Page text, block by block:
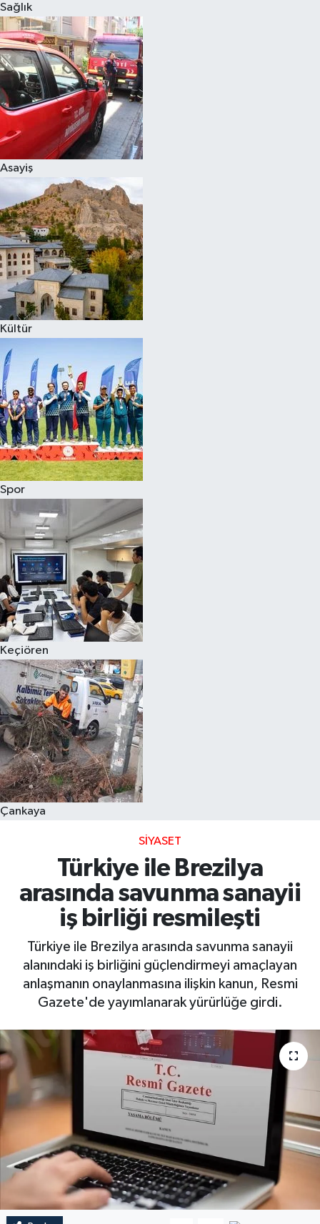
Sağlık
Asayiş
Kültür
Spor
Keçiören
Çankaya
SIYASET
Türkiye ile Brezilya
arasında savunma sanayii
iş birliği resmileşti
Türkiye ile Brezilya arasında savunma sanayii
alanındaki iş birliğini güçlendirmeyi amaçlayan
anlaşmanın onaylanmasına ilişkin kanun, Resmi
Gazete'de yayımlanarak yürürlüğe girdi.